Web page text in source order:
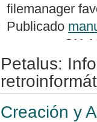
filemanager
Publicado
un epson QX-
Nuevo
plus). Con
vídeo
hack alguno.
Petalus:
Creación y